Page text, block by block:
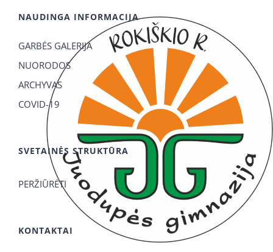
NAUDINGA INFORMACIJA
GARBĖS GALERIJA
NUORODOS
ARCHYVAS
COVID-19
SVETAINĖS STRUKTŪRA
PERŽIŪRĖTI
KONTAKTAI